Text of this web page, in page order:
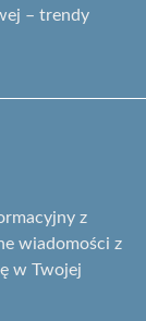
– trendy
z
wiadomości z
w Twojej